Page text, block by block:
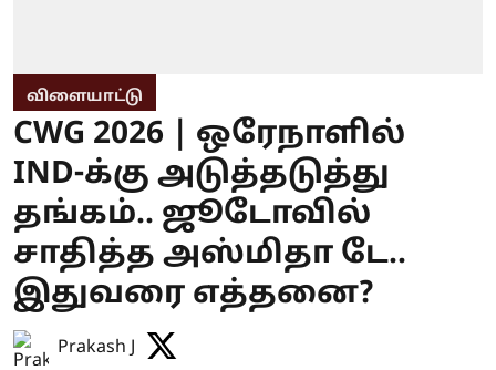
விளையாட்டு
CWG 2026 | ஒரேநாளில்
IND-க்கு அடுத்தடுத்து
தங்கம்.. ஜூடோவில்
சாதித்த அஸ்மிதா டே..
இதுவரை எத்தனை?
Prakash J